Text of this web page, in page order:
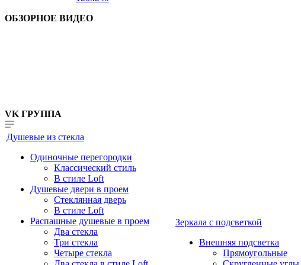
ОБЗОРНОЕ ВИДЕО
VK ГРУППА
Душевые из стекла
Одиночные перегородки
Классический стиль
В стиле Loft
Душевые двери в проем
Стеклянная дверь
В стиле Loft
Распашные душевые в проем
Два стекла
Три стекла
Четыре стекла
Зеркала с подсветкой
Внешняя подсветка
Прямоугольные